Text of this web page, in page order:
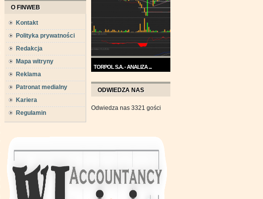
O FINWEB
Kontakt
Polityka prywatności
Redakcja
Mapa witryny
Reklama
Patronat medialny
Kariera
Regulamin
TORPOL S.A. - ANALIZA ...
września wykres Torpolu ...
ODWIEDZA NAS
Odwiedza nas 3321 gości